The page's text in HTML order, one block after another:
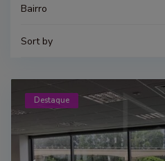
Bairro
Sort by
Destaque